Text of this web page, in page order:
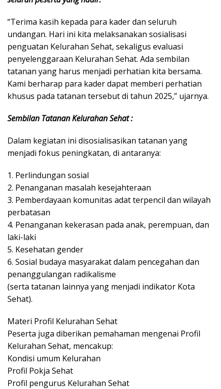
“Terima kasih kepada para kader dan seluruh
undangan. Hari ini kita melaksanakan sosialisasi
penguatan Kelurahan Sehat, sekaligus evaluasi
penyelenggaraan Kelurahan Sehat. Ada sembilan
tatanan yang harus menjadi perhatian kita bersama.
Kami berharap para kader dapat memberi perhatian
khusus pada tatanan tersebut di tahun 2025,” ujarnya.
Sembilan Tatanan Kelurahan Sehat :
Dalam kegiatan ini disosialisasikan tatanan yang
menjadi fokus peningkatan, di antaranya:
1. Perlindungan sosial
2. Penanganan masalah kesejahteraan
3. Pemberdayaan komunitas adat terpencil dan wilayah
perbatasan
4. Penanganan kekerasan pada anak, perempuan, dan
laki-laki
5. Kesehatan gender
6. Sosial budaya masyarakat dalam pencegahan dan
penanggulangan radikalisme
(serta tatanan lainnya yang menjadi indikator Kota
Sehat).
Materi Profil Kelurahan Sehat
Peserta juga diberikan pemahaman mengenai Profil
Kelurahan Sehat, mencakup:
Kondisi umum Kelurahan
Profil Pokja Sehat
Profil pengurus Kelurahan Sehat